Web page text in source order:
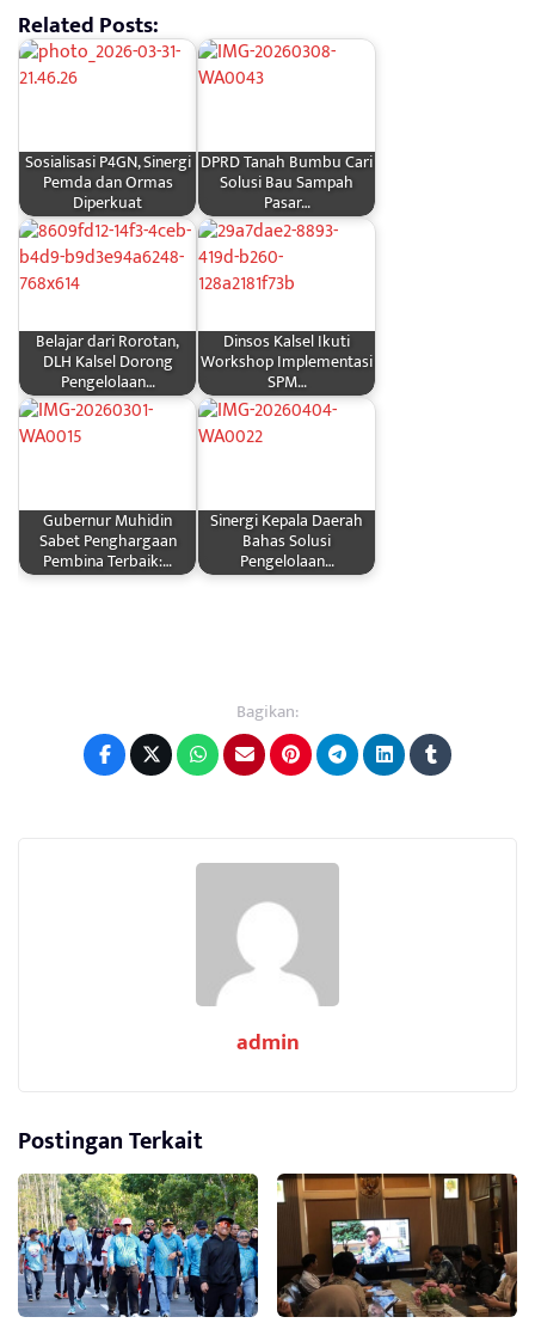
Related Posts:
Sosialisasi P4GN, Sinergi
Pemda dan Ormas
Diperkuat
DPRD Tanah Bumbu Cari
Solusi Bau Sampah
Pasar…
Belajar dari Rorotan,
DLH Kalsel Dorong
Pengelolaan…
Dinsos Kalsel Ikuti
Workshop Implementasi
SPM…
Gubernur Muhidin
Sabet Penghargaan
Pembina Terbaik:…
Sinergi Kepala Daerah
Bahas Solusi
Pengelolaan…
Bagikan:
admin
Postingan Terkait